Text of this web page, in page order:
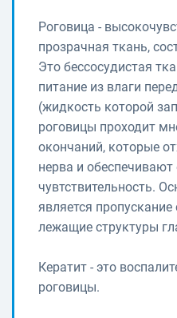
Роговица -
прозрачная ткань,
Это бессосудистая
питание из влаги
(жидкость которой
роговицы проходит
окончаний, которые
нерва и
чувтствительность.
является пропускание
лежащие структуры
Кератит - это
роговицы.